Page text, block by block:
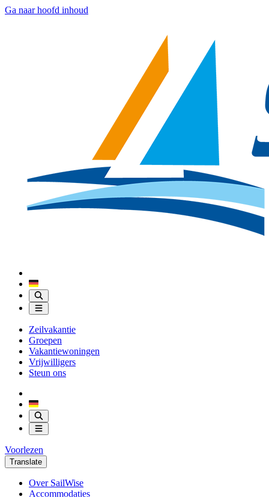
Ga naar hoofd inhoud
Zeilvakantie
Groepen
Vakantiewoningen
Vrijwilligers
Steun ons
Voorlezen
Translate
Over SailWise
Accommodaties